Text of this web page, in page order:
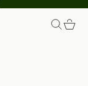
Öppna